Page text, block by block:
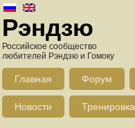
Рэндзю
Российское сообщество
любителей Рэндзю и Гомоку
Главная Форум
Новости Тренировка